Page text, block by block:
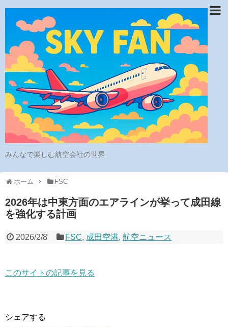
みんなで楽しむ航空会社の世界
ホーム FSC
2026年は中東方面のエアラインが挙って成田線
を強化する計画
2026/2/8 FSC, 成田空港,航空ニュース
このサイトの記事を見る
シェアする